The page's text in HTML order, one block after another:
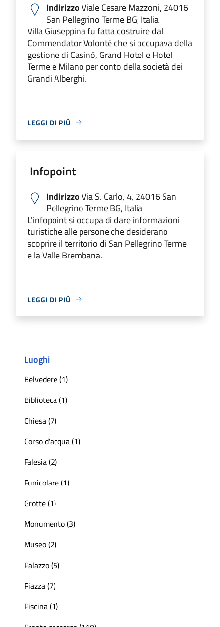
IndirizzoViale Cesare Mazzoni, 24016
San Pellegrino Terme BG, Italia
Villa Giuseppina fu fatta costruire dal
Commendator Volontè che si occupava della
gestione di Casinò, Grand Hotel e Hotel
Terme e Milano per conto della società dei
Grandi Alberghi.
LEGGI DI PIÙ
Infopoint
IndirizzoVia S. Carlo, 4, 24016 San
Pellegrino Terme BG, Italia
L'infopoint si occupa di dare informazioni
turistiche alle persone che desiderano
scoprire il territorio di San Pellegrino Terme
e la Valle Brembana.
LEGGI DI PIÙ
Luoghi
Belvedere (1)
Biblioteca (1)
Chiesa (7)
Corso d'acqua (1)
Falesia (2)
Funicolare (1)
Grotte (1)
Monumento (3)
Museo (2)
Palazzo (5)
Piazza (7)
Piscina (1)